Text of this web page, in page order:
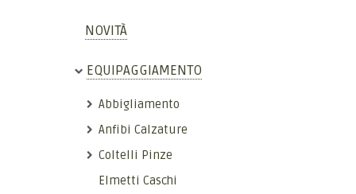
NOVITÀ
EQUIPAGGIAMENTO
Abbigliamento
Anfibi Calzature
Coltelli Pinze
Elmetti Caschi